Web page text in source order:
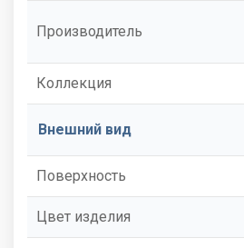
Производитель
Коллекция
Внешний вид
Поверхность
Цвет изделия